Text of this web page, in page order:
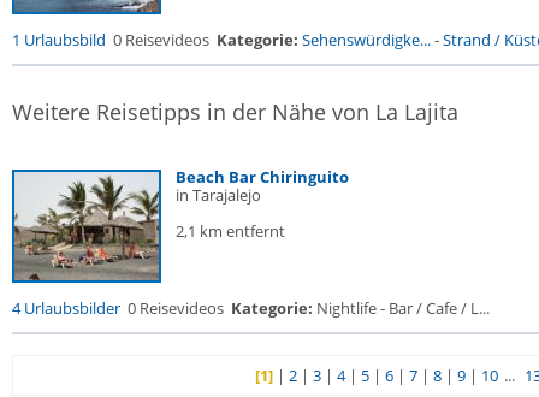
1 Urlaubsbild 0 Reisevideos Kategorie: Sehenswürdigke...-Strand /
Weitere Reisetipps in der Nähe von La Lajita
Beach Bar Chiringuito
in Tarajalejo
2,1 km entfernt
4 Urlaubsbilder 0 Reisevideos Kategorie: Nightlife - Bar / Cafe / L...
[1]| 2| 3| 4| 5| 6| 7| 8| 9| 10 ...